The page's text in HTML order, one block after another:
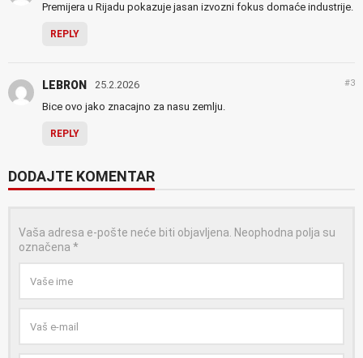
Premijera u Rijadu pokazuje jasan izvozni fokus domaće industrije.
REPLY
LEBRON 25.2.2026 #3
Bice ovo jako znacajno za nasu zemlju.
REPLY
DODAJTE KOMENTAR
Vaša adresa e-pošte neće biti objavljena. Neophodna polja su
označena *